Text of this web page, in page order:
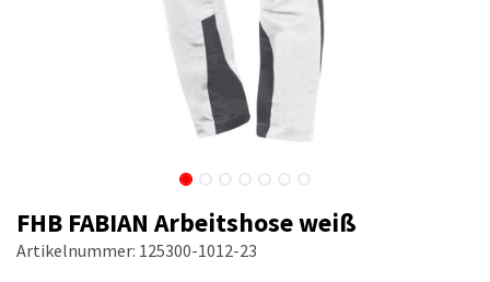
FHB FABIAN Arbeitshose weiß
Artikelnummer: 125300-1012-23